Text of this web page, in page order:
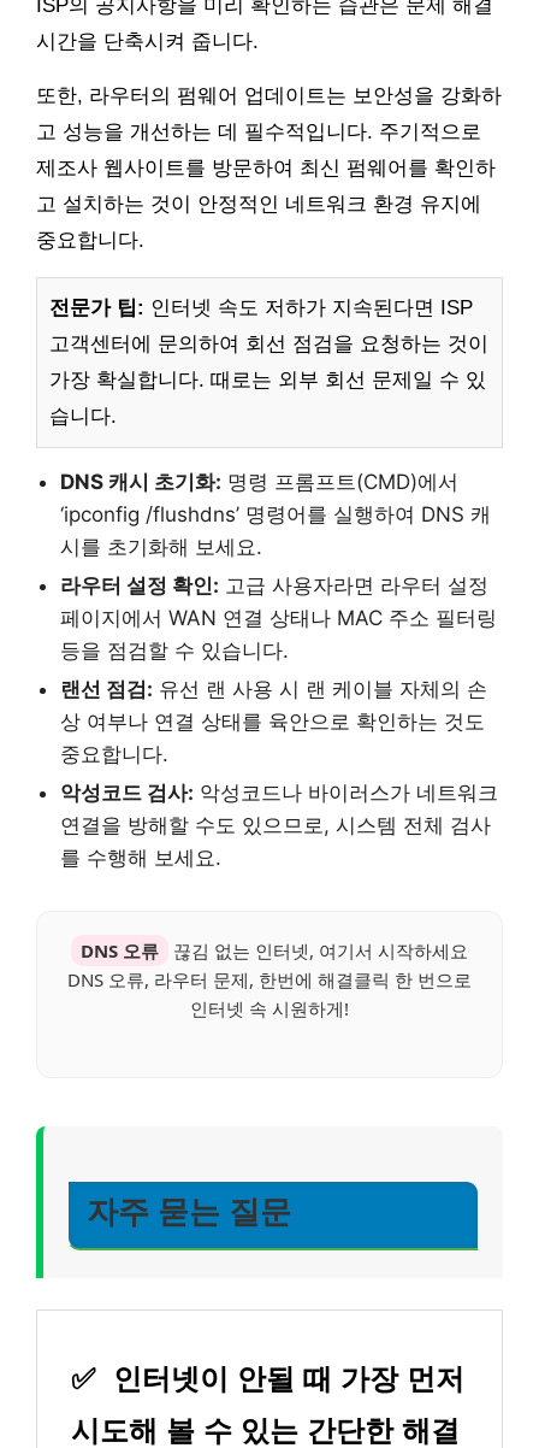
ISP의 공지사항을 미리 확인하는 습관은 문제 해결
시간을 단축시켜 줍니다.
또한, 라우터의 펌웨어 업데이트는 보안성을 강화하
고 성능을 개선하는 데 필수적입니다. 주기적으로
제조사 웹사이트를 방문하여 최신 펌웨어를 확인하
고 설치하는 것이 안정적인 네트워크 환경 유지에
중요합니다.
전문가 팁: 인터넷 속도 저하가 지속된다면 ISP
고객센터에 문의하여 회선 점검을 요청하는 것이
가장 확실합니다. 때로는 외부 회선 문제일 수 있
습니다.
DNS 캐시 초기화: 명령 프롬프트(CMD)에서
‘ipconfig /flushdns’ 명령어를 실행하여 DNS 캐
시를 초기화해 보세요.
라우터 설정 확인: 고급 사용자라면 라우터 설정
페이지에서 WAN 연결 상태나 MAC 주소 필터링
등을 점검할 수 있습니다.
랜선 점검: 유선 랜 사용 시 랜 케이블 자체의 손
상 여부나 연결 상태를 육안으로 확인하는 것도
중요합니다.
악성코드 검사: 악성코드나 바이러스가 네트워크
연결을 방해할 수도 있으므로, 시스템 전체 검사
를 수행해 보세요.
DNS 오류
끊김 없는 인터넷, 여기서 시작하세요
DNS 오류, 라우터 문제, 한번에 해결클릭 한 번으로
인터넷 속 시원하게!
자주 묻는 질문
✅
인터넷이 안될 때 가장 먼저
시도해 볼 수 있는 간단한 해결